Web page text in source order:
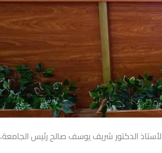
2025، في جلسته رقم (215)، برئاسة الأستاذ الدكتور شريف يوسف صالح رئيس الجامعة،